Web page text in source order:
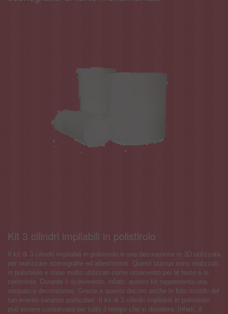
Kit 3 cilindri impilabili in polistirolo
Il kit di 3 cilindri impilabili in polistirolo è una decorazione in 3D utilizzata
per realizzare scenografie ed allestimenti. Questi stampi sono realizzati
in polistirolo e sono molto utilizzati come ornamento per le feste e le
cerimonie. Durante il ricevimento, infatti, questo kit rappresenta una
simpatica decorazione. Grazie a questo decoro anche le foto ricordo del
tuo evento saranno particolari. Il kit di 3 cilindri impilabili in polistirolo
può essere conservato per tutto il tempo che si desidera. Infatti, il